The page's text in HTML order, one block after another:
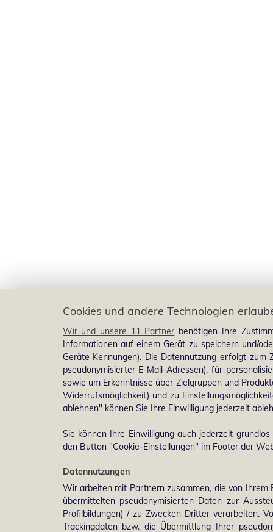
Cookies und andere Technologien
Wir und unsere 11 Partner benötigen Ihre
Informationen auf einem Gerät zu speichern und/
Geräte Kennungen). Die Datennutzung erfolgt
pseudonymisierter E-Mail-Adressen), für
sowie um Erkenntnisse über Zielgruppen und
Widerrufsmöglichkeit) und zu
ablehnen" können Sie Ihre Einwilligung jederzeit
Sie können Ihre Einwilligung auch jederzeit
den Button "Cookie-Einstellungen" im Footer der
Datennutzungen
Wir arbeiten mit Partnern zusammen, die von Ihrem
übermittelten pseudonymisierten Daten zur
Profilbildungen) / zu Zwecken Dritter verarbeiten.
Trackingdaten bzw. die Übermittlung Ihrer